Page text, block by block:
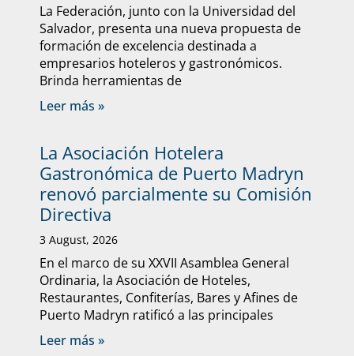
La Federación, junto con la Universidad del
Salvador, presenta una nueva propuesta de
formación de excelencia destinada a
empresarios hoteleros y gastronómicos.
Brinda herramientas de
Leer más »
La Asociación Hotelera
Gastronómica de Puerto Madryn
renovó parcialmente su Comisión
Directiva
3 August, 2026
En el marco de su XXVII Asamblea General
Ordinaria, la Asociación de Hoteles,
Restaurantes, Confiterías, Bares y Afines de
Puerto Madryn ratificó a las principales
Leer más »